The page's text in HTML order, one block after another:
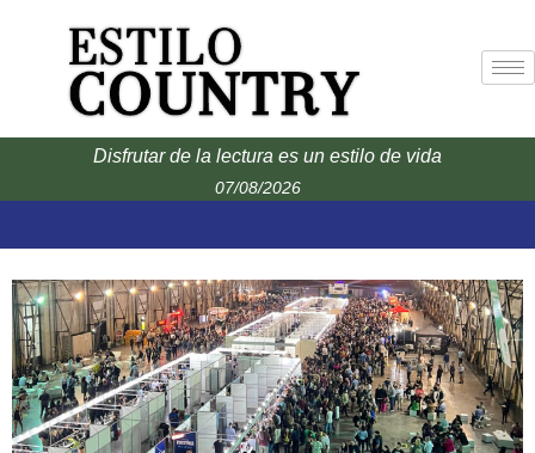
Disfrutar de la lectura es un estilo de vida
07/08/2026